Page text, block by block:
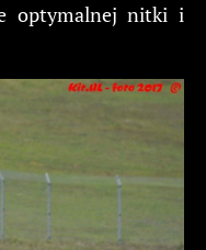
optymalnej nitki i